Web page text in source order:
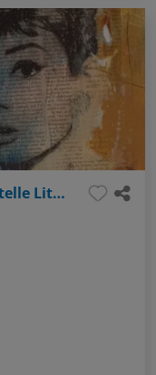
Wir machen Druck - Experimentelle Lithografie trifft Malerei